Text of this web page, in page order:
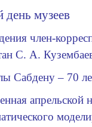
музеев
член-
С. А.
Сабдену – 70
апрельской